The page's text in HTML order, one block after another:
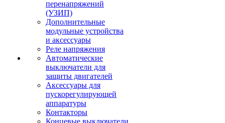
перенапряжений
(УЗИП)
Дополнительные
модульные устройства
и аксессуары
Реле напряжения
Автоматические
выключатели для
защиты двигателей
Аксессуары для
пускорегулирующей
аппаратуры
Контакторы
Концевые выключатели